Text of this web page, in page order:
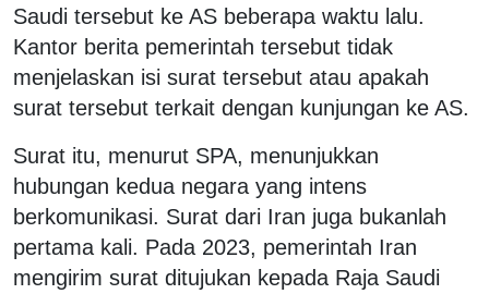
Saudi tersebut ke AS beberapa waktu lalu.
Kantor berita pemerintah tersebut tidak
menjelaskan isi surat tersebut atau apakah
surat tersebut terkait dengan kunjungan ke AS.
Surat itu, menurut SPA, menunjukkan
hubungan kedua negara yang intens
berkomunikasi. Surat dari Iran juga bukanlah
pertama kali. Pada 2023, pemerintah Iran
mengirim surat ditujukan kepada Raja Saudi